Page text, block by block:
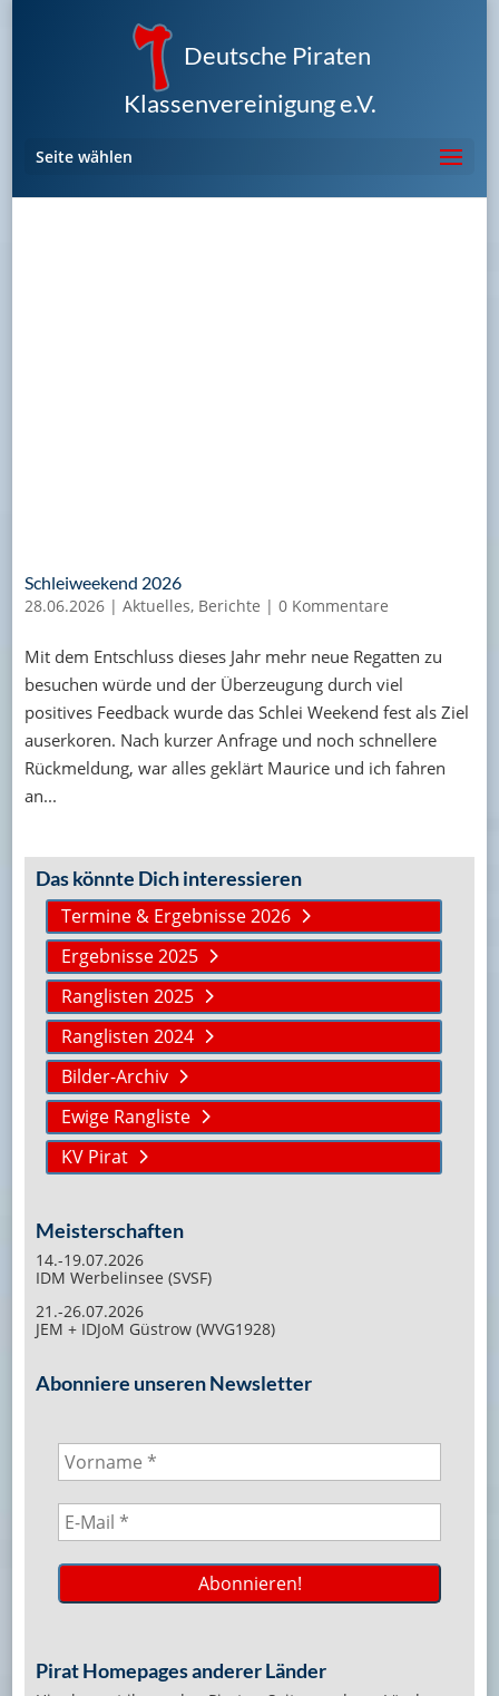
Deutsche Piraten
Klassenvereinigung e.V.
Seite wählen
Schleiweekend 2026
28.06.2026| Aktuelles, Berichte | 0 Kommentare
Mit dem Entschluss dieses Jahr mehr neue Regatten zu
besuchen würde und der Überzeugung durch viel
positives Feedback wurde das Schlei Weekend fest als Ziel
auserkoren. Nach kurzer Anfrage und noch schnellere
Rückmeldung, war alles geklärt Maurice und ich fahren
an...
Das könnte Dich interessieren
Termine & Ergebnisse 2026
Ergebnisse 2025
Ranglisten 2025
Ranglisten 2024
Bilder-Archiv
Ewige Rangliste
KV Pirat
Meisterschaften
14.-19.07.2026
IDM Werbelinsee (SVSF)
21.-26.07.2026
JEM + IDJoM Güstrow (WVG1928)
Abonniere unseren Newsletter
Pirat Homepages anderer Länder